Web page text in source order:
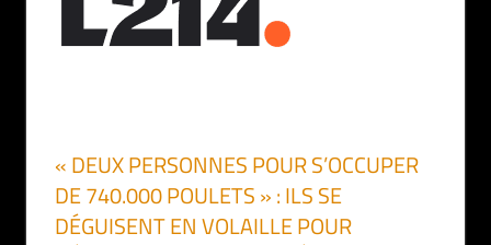
« DEUX PERSONNES POUR S’OCCUPER
DE 740.000 POULETS » : ILS SE
DÉGUISENT EN VOLAILLE POUR